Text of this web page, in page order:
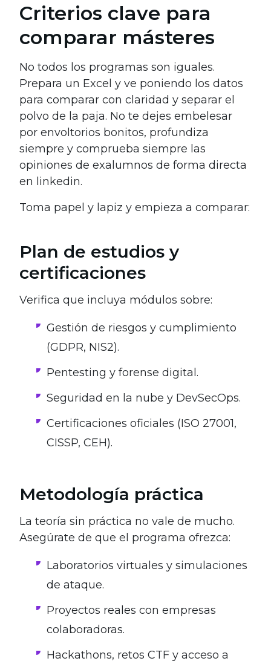
Criterios clave para
comparar másteres
No todos los programas son iguales.
Prepara un Excel y ve poniendo los datos
para comparar con claridad y separar el
polvo de la paja. No te dejes embelesar
por envoltorios bonitos, profundiza
siempre y comprueba siempre las
opiniones de exalumnos de forma directa
en linkedin.
Toma papel y lapiz y empieza a comparar:
Plan de estudios y
certificaciones
Verifica que incluya módulos sobre:
Gestión de riesgos y cumplimiento
(GDPR, NIS2).
Pentesting y forense digital.
Seguridad en la nube y DevSecOps.
Certificaciones oficiales (ISO 27001,
CISSP, CEH).
Metodología práctica
La teoría sin práctica no vale de mucho.
Asegúrate de que el programa ofrezca:
Laboratorios virtuales y simulaciones
de ataque.
Proyectos reales con empresas
colaboradoras.
Hackathons, retos CTF y acceso a